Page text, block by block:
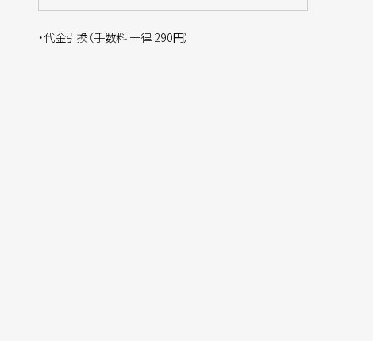
・代金引換（手数料 一律 290円）